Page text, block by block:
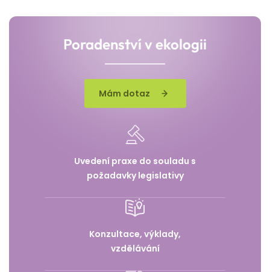
Poradenství v ekologii
Mám dotaz
Uvedení praxe do souladu s
požadavky legislativy
Konzultace, výklady,
vzdělávání